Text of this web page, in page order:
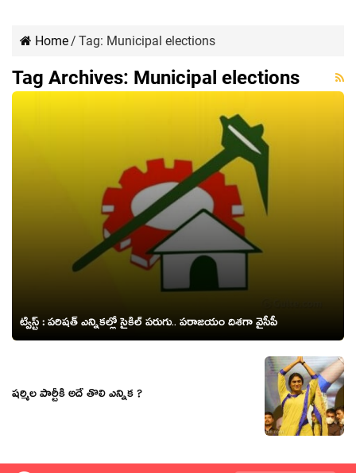
Home/ Tag: Municipal elections
Tag Archives: Municipal elections
ట్విస్ట్ : ప‌రిష‌త్ ఎన్నిక‌ల్లో సైకిల్ ప‌రుగు.. ప‌రాజ‌యం దిశ‌గా వైసీపీ
ష‌ర్మిల పార్టీకి అదే తొలి ఎన్నిక ?